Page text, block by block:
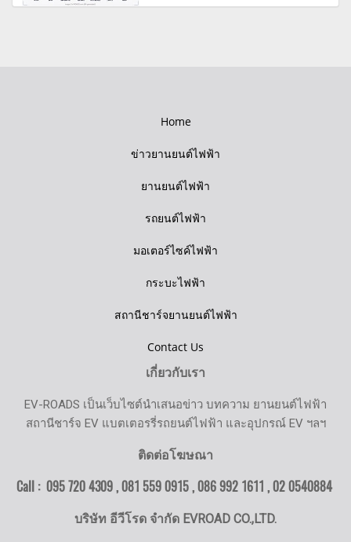
Home
ข่าวยานยนต์ไฟฟ้า
ยานยนต์ไฟฟ้า
รถยนต์ไฟฟ้า
มอเตอร์ไซค์ไฟฟ้า
กระบะไฟฟ้า
สถานีชาร์จยานยนต์ไฟฟ้า
Contact Us
เกี่ยวกับเรา
EV-ROADS เป็นเว็บไซต์นำเสนอข่าว บทความ ยานยนต์ไฟฟ้า
สถานีชาร์จ EV แบตเตอรรี่รถยนต์ไฟฟ้า และอุปกรณ์ EV ฯลฯ
ติดต่อโฆษณา
Call : 095 720 4309 , 081 559 0915 , 086 992 1611 ,02 0540884
บริษัท อีวีโรด จำกัด EVROAD CO.,LTD.